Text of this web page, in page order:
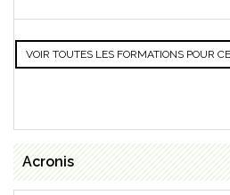
VOIR TOUTES LES FORMATIONS POUR
Acronis